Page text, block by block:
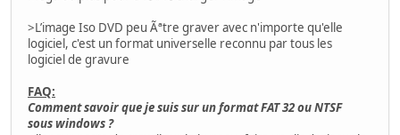
>L’image Iso DVD peu Ãªtre graver avec n'importe qu'elle
logiciel, c'est un format universelle reconnu par tous les
logiciel de gravure
FAQ:
Comment savoir que je suis sur un format FAT 32 ou NTSF
sous windows ?